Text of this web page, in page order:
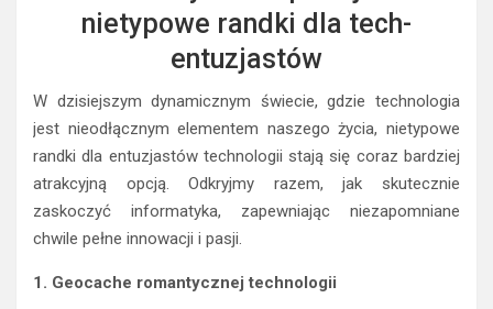
nietypowe randki dla tech-
entuzjastów
W dzisiejszym dynamicznym świecie, gdzie technologia
jest nieodłącznym elementem naszego życia, nietypowe
randki dla entuzjastów technologii stają się coraz bardziej
atrakcyjną opcją. Odkryjmy razem, jak skutecznie
zaskoczyć informatyka, zapewniając niezapomniane
chwile pełne innowacji i pasji.
1. Geocache romantycznej technologii